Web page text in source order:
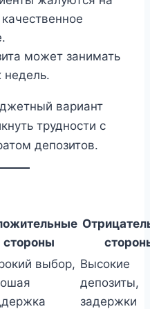
может занимать
недель.
вариант
трудности с
депозитов.
стороны
выбор, Высокие
депозиты,
задержки